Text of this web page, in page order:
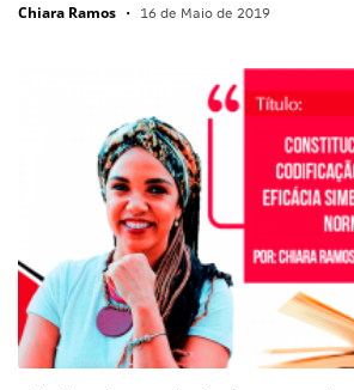
Chiara Ramos • 16 de Maio de 2019